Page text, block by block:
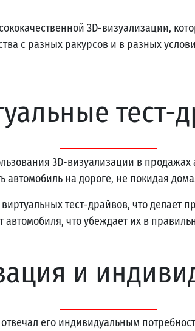
3D-визуализации,
с разных ракурсов и в разных
тест-
3D-визуализации в
автомобиль на дороге, не покидая
тест-драйвов, что делает
что убеждает их в
и
его индивидуальным